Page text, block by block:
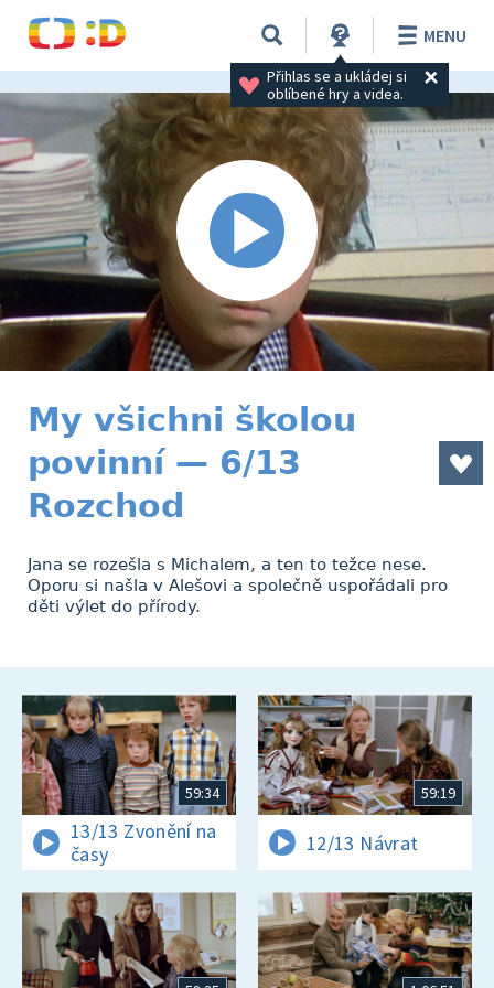
Přihlas se a ukládej si
oblíbené hry a videa.
MENU
My všichni školou
povinní — 6/13
Rozchod
Jana se rozešla s Michalem, a ten to težce nese.
Oporu si našla v Alešovi a společně uspořádali pro
děti výlet do přírody.
59:34
13/13 Zvonění na
časy
59:19
12/13 Návrat